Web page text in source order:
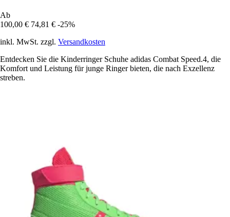
Ab
100,00 € 74,81 € -25%
inkl. MwSt. zzgl. Versandkosten
Entdecken Sie die Kinderringer Schuhe adidas Combat Speed.4, die
Komfort und Leistung für junge Ringer bieten, die nach Exzellenz
streben.